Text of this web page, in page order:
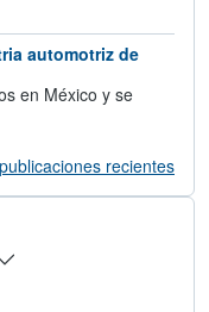
automotriz de
en México y se
recientes